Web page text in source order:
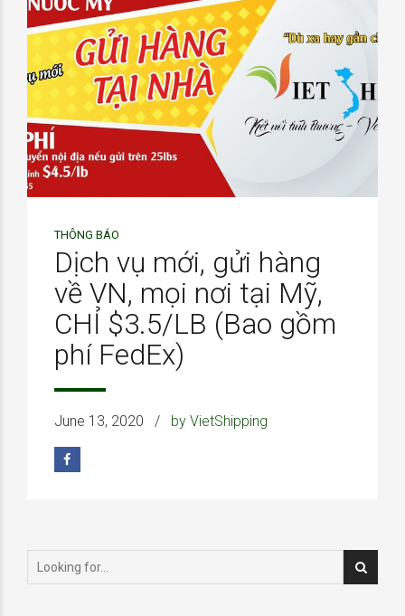
THÔNG BÁO
Dịch vụ mới, gửi hàng
về VN, mọi nơi tại Mỹ,
CHỈ $3.5/LB (Bao gồm
phí FedEx)
June 13, 2020 by VietShipping